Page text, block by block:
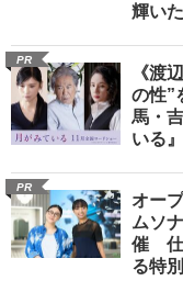
輝い
PR
《渡
の性”
馬・
いる』
PR
オー
ムソ
催 仕
る特